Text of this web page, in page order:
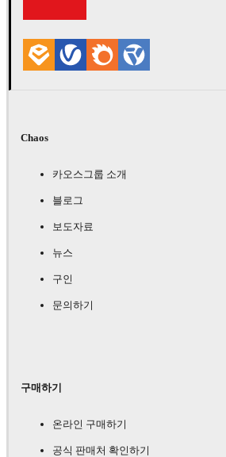
Chaos
카오스그룹 소개
블로그
보도자료
뉴스
구인
문의하기
구매하기
온라인 구매하기
공식 판매처 확인하기